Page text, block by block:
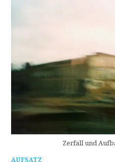
Zerfall und
AUFSATZ